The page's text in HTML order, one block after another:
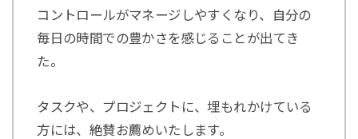
コントロールがマネージしやすくなり、自分の
毎日の時間での豊かさを感じることが出てき
た。
タスクや、プロジェクトに、埋もれかけている
方には、絶賛お薦めいたします。